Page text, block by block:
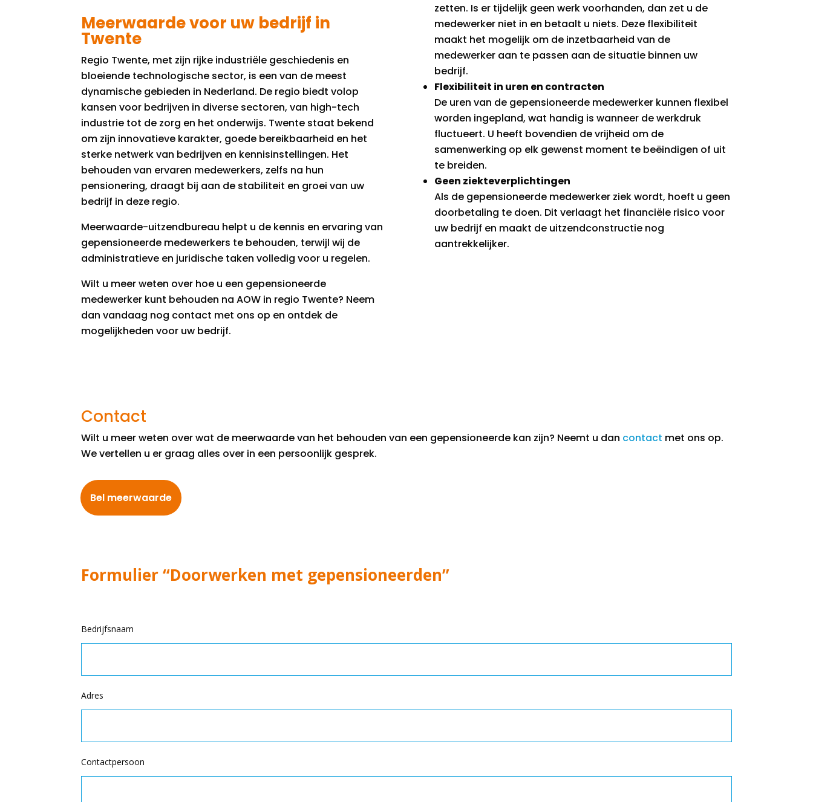
Meerwaarde voor uw bedrijf in
Twente
Regio Twente, met zijn rijke industriële geschiedenis en
bloeiende technologische sector, is een van de meest
dynamische gebieden in Nederland. De regio biedt volop
kansen voor bedrijven in diverse sectoren, van high-tech
industrie tot de zorg en het onderwijs. Twente staat bekend
om zijn innovatieve karakter, goede bereikbaarheid en het
sterke netwerk van bedrijven en kennisinstellingen. Het
behouden van ervaren medewerkers, zelfs na hun
pensionering, draagt bij aan de stabiliteit en groei van uw
bedrijf in deze regio.
Meerwaarde-uitzendbureau helpt u de kennis en ervaring van
gepensioneerde medewerkers te behouden, terwijl wij de
administratieve en juridische taken volledig voor u regelen.
Wilt u meer weten over hoe u een gepensioneerde
medewerker kunt behouden na AOW in regio Twente? Neem
dan vandaag nog contact met ons op en ontdek de
mogelijkheden voor uw bedrijf.
zetten. Is er tijdelijk geen werk voorhanden, dan zet u de
medewerker niet in en betaalt u niets. Deze flexibiliteit
maakt het mogelijk om de inzetbaarheid van de
medewerker aan te passen aan de situatie binnen uw
bedrijf.
Flexibiliteit in uren en contracten
De uren van de gepensioneerde medewerker kunnen flexibel
worden ingepland, wat handig is wanneer de werkdruk
fluctueert. U heeft bovendien de vrijheid om de
samenwerking op elk gewenst moment te beëindigen of uit
te breiden.
Geen ziekteverplichtingen
Als de gepensioneerde medewerker ziek wordt, hoeft u geen
doorbetaling te doen. Dit verlaagt het financiële risico voor
uw bedrijf en maakt de uitzendconstructie nog
aantrekkelijker.
Contact
Wilt u meer weten over wat de meerwaarde van het behouden van een gepensioneerde kan zijn? Neemt u dan contact met ons op.
We vertellen u er graag alles over in een persoonlijk gesprek.
Bel meerwaarde
Formulier “Doorwerken met gepensioneerden”
Bedrijfsnaam
Adres
Contactpersoon